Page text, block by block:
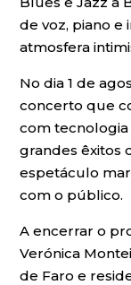
de voz, piano
atmosfera
No dia 1 de
concerto que
com
grandes êxitos
espetáculo
com o público.
A encerrar o
Verónica
de Faro e